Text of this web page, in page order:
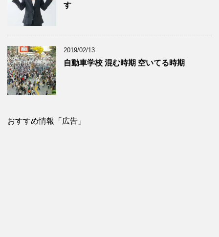
す
2019/02/13
自動車学校 混む時期 空いてる時期
おすすめ情報「広告」